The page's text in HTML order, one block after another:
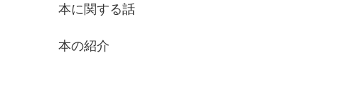
本に関する話
本の紹介